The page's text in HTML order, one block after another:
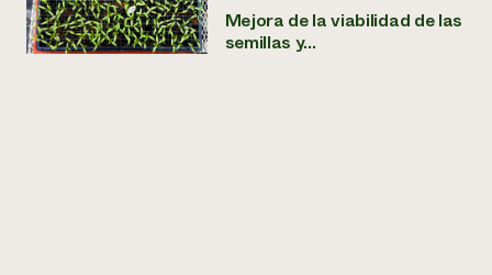
Mejora de la viabilidad de las
semillas y...